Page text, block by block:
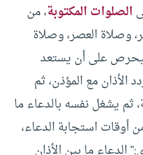
الصلوات المكتوبة، من
وصلاة العصر، وصلاة
على أن يستعد
الأذان مع المؤذن، ثم
ثم يشغل نفسه بالدعاء ما
أوقات استجابة الدعاء،
الدعاء ما بين الأذان